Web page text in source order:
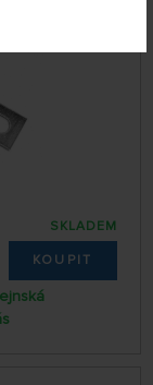
SKLADEM
KOUPIT